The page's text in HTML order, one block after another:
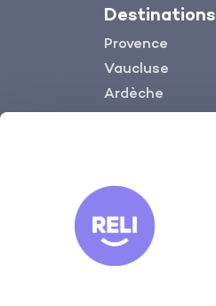
Destinations
Provence
Vaucluse
Ardèche
Dordogne